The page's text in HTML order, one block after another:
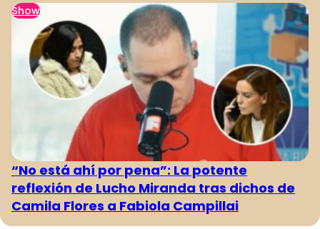
Show
“No está ahí por pena”: La potente
reflexión de Lucho Miranda tras dichos de
Camila Flores a Fabiola Campillai